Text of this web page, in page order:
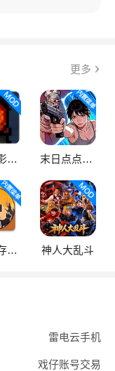
更多
像素火影次世代 末日点点（辅助菜单）
迷你生存僵尸大战魔改版 神人大乱斗
雷电云手机
戏仔账号交易